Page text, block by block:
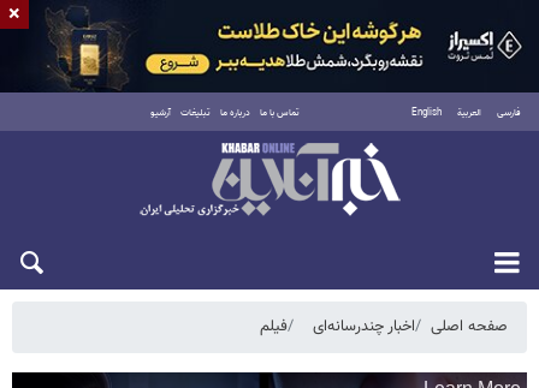
فارسی العربية English تماس با ما درباره ما تبلیغات آرشیو
پنجشنبه ۱۵ مرداد ۱۴۰۵
صفحه اصلی اخبار چندرسانه‌ای فیلم
×